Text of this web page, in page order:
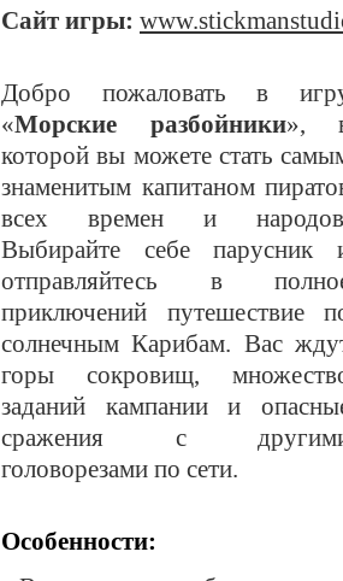
Сайт игры:
Добро пожаловать в
«Морские разбойники»,
которой вы можете стать
знаменитым капитаном
всех времен и
Выбирайте себе парусник
отправляйтесь в
приключений путешествие
солнечным Карибам. Вас
горы сокровищ,
заданий кампании и
сражения с
головорезами по сети.
Особенности: